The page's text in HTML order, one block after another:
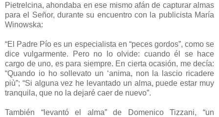
Pietrelcina, ahondaba en ese mismo afán de capturar almas
para el Señor, durante su encuentro con la publicista María
Winowska:
“El Padre Pío es un especialista en “peces gordos”, como se
dice vulgarmente. Pero no lo olvide: cuando él se hace
cargo de uno, es para siempre. En cierta ocasión, me decía:
“Quando io ho sollevato un ‘anima, non la lascio ricadere
più”; “Si alguna vez he levantado un alma, puede estar muy
tranquila, que no la dejaré caer de nuevo”.
También “levantó el alma” de Domenico Tizzani, “un